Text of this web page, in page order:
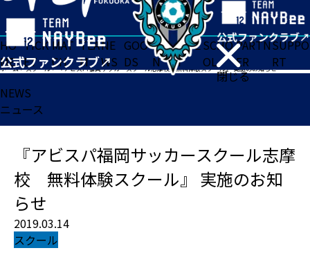
閉じる
HO
ME
TICK
ET
MAT
CH
TEA
M
NE
WS
GOO
DS
FA
N
ACADE
MY
SCHO
OL
PARTN
ER
SUPPO
RT
ホーム>スクール>『アビスパ福岡サッカースクール志摩校 無料体験スクール』 実施のお知らせ
NEWS
ニュース
『アビスパ福岡サッカースクール志摩
校 無料体験スクール』 実施のお知
らせ
2019.03.14
スクール